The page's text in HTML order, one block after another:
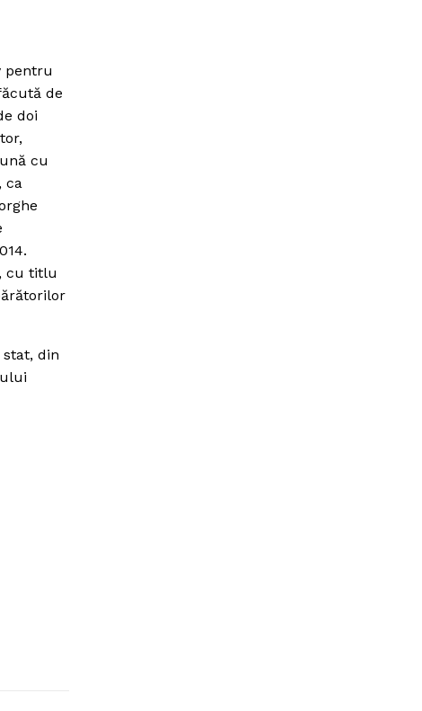
pentru
de
doi
cu
ca
cu titlu
din